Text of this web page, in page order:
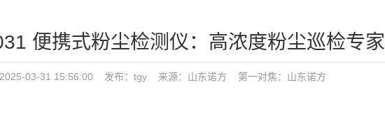
便携式粉尘检测仪：高浓度粉尘巡检专家
2025-03-31 15:56:00 发布：tgy 来源：山东诺方 第一对焦： 山东诺方